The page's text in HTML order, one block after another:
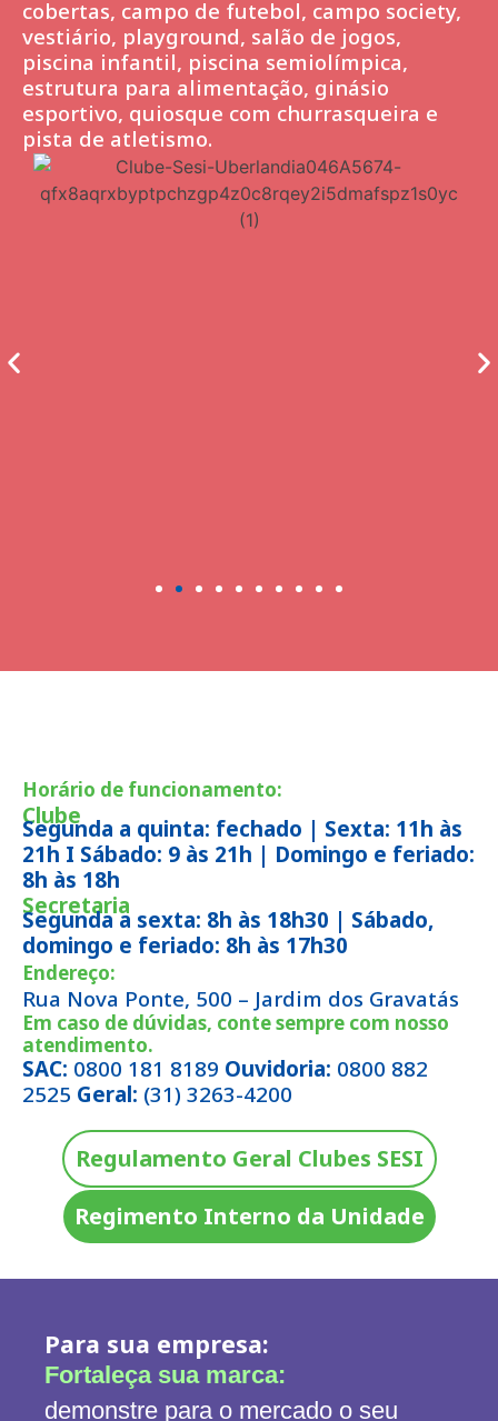
cobertas, campo de futebol, campo society,
vestiário, playground, salão de jogos,
piscina infantil, piscina semiolímpica,
estrutura para alimentação, ginásio
esportivo, quiosque com churrasqueira e
pista de atletismo.
Horário de funcionamento:
Clube
Segunda a quinta: fechado | Sexta: 11h às
21h I Sábado: 9 às 21h | Domingo e feriado:
8h às 18h
Secretaria
Segunda a sexta: 8h às 18h30 | Sábado,
domingo e feriado: 8h às 17h30
Endereço:
Rua Nova Ponte, 500 – Jardim dos Gravatás
Em caso de dúvidas, conte sempre com nosso
atendimento.
SAC: 0800 181 8189 Ouvidoria: 0800 882
2525 Geral: (31) 3263-4200
Regulamento Geral Clubes SESI
Regimento Interno da Unidade
Para sua empresa:
Fortaleça sua marca:
demonstre para o mercado o seu